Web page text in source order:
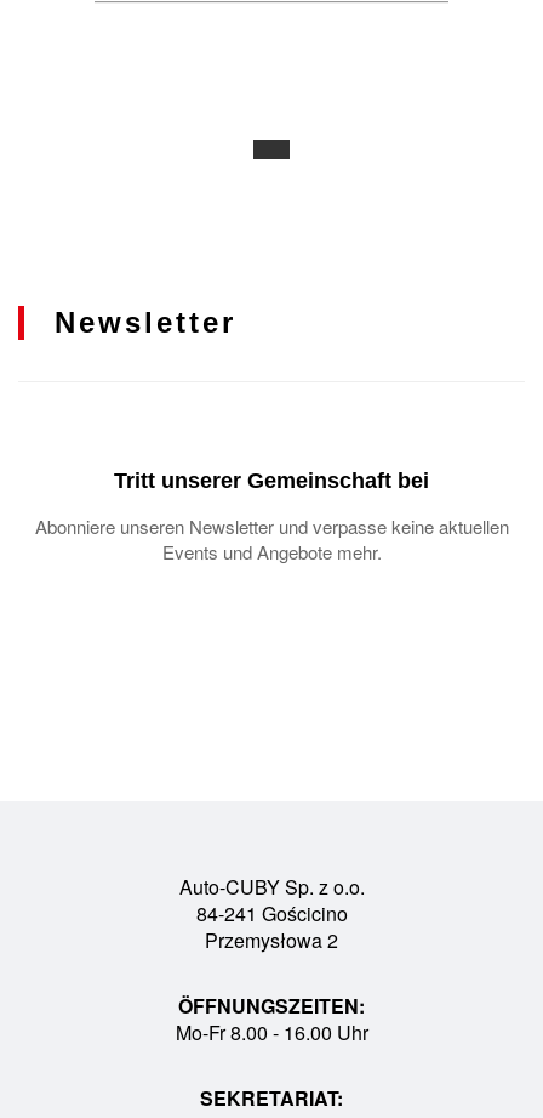
Newsletter
Tritt unserer Gemeinschaft bei
Abonniere unseren Newsletter und verpasse keine aktuellen
Events und Angebote mehr.
Auto-CUBY Sp. z o.o.
84-241 Gościcino
Przemysłowa 2
ÖFFNUNGSZEITEN:
Mo-Fr 8.00 - 16.00 Uhr
SEKRETARIAT: